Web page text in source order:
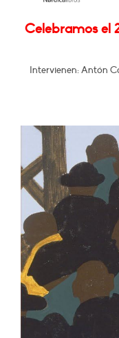
Celebramos el
Intervienen: Antón